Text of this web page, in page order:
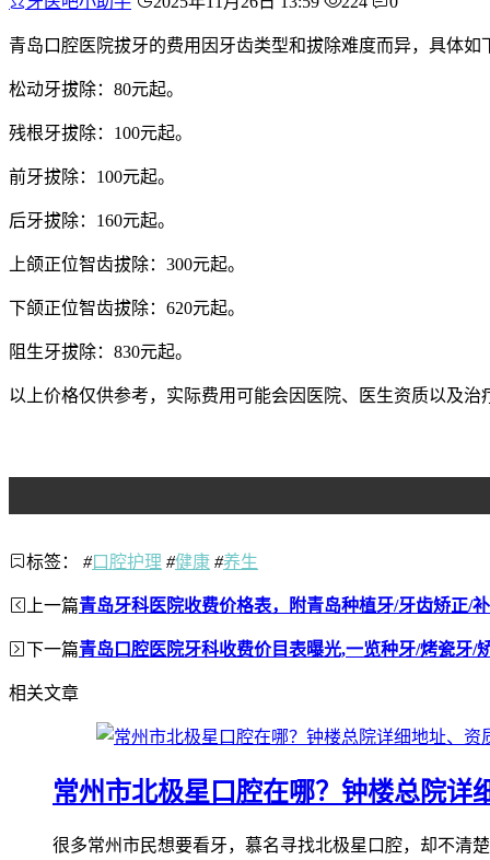
青岛口腔医院拔牙的费用因牙齿类型和拔除难度而异，具体如
松动牙拔除：80元起。
残根牙拔除：100元起。
前牙拔除：100元起。
后牙拔除：160元起。
上颌正位智齿拔除：300元起。
下颌正位智齿拔除：620元起。
阻生牙拔除：830元起。
以上价格仅供参考，实际费用可能会因医院、医生资质以及
标签： #口腔护理 #健康 #养生
上一篇青岛牙科医院收费价格表，附青岛种植牙/牙齿矫正/
下一篇青岛口腔医院牙科收费价目表曝光,一览种牙/烤瓷牙/
相关文章
常州市北极星口腔在哪？钟楼总院详
很多常州市民想要看牙，慕名寻找北极星口腔，却不清